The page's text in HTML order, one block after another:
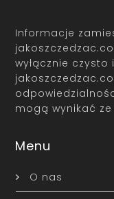
Informacje
wyłącznie
mogą wynikać
Menu
O nas